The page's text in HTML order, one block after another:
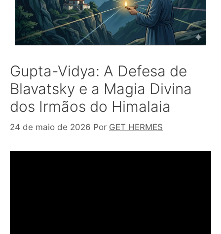
Gupta-Vidya: A Defesa de
Blavatsky e a Magia Divina
dos Irmãos do Himalaia
24 de maio de 2026 Por GET HERMES